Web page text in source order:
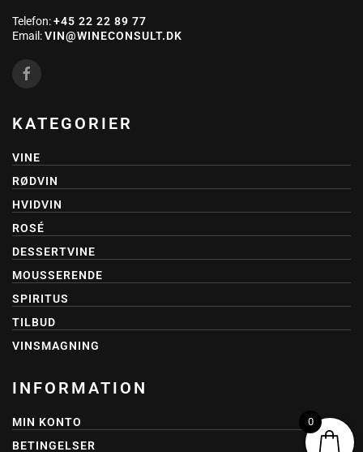
Telefon:+45 22 22 89 77
Email:VIN@WINECONSULT.DK
KATEGORIER
VINE
RØDVIN
HVIDVIN
ROSÉ
DESSERTVINE
MOUSSERENDE
SPIRITUS
TILBUD
VINSMAGNING
INFORMATION
MIN KONTO
BETINGELSER
0